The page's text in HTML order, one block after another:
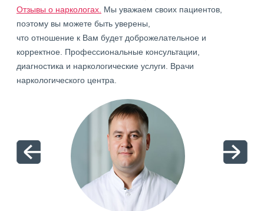
Отзывы о наркологах. Мы уважаем своих пациентов,
поэтому вы можете быть уверены,
что отношение к Вам будет доброжелательное и
корректное. Профессиональные консультации,
диагностика и наркологические услуги. Врачи
наркологического центра.